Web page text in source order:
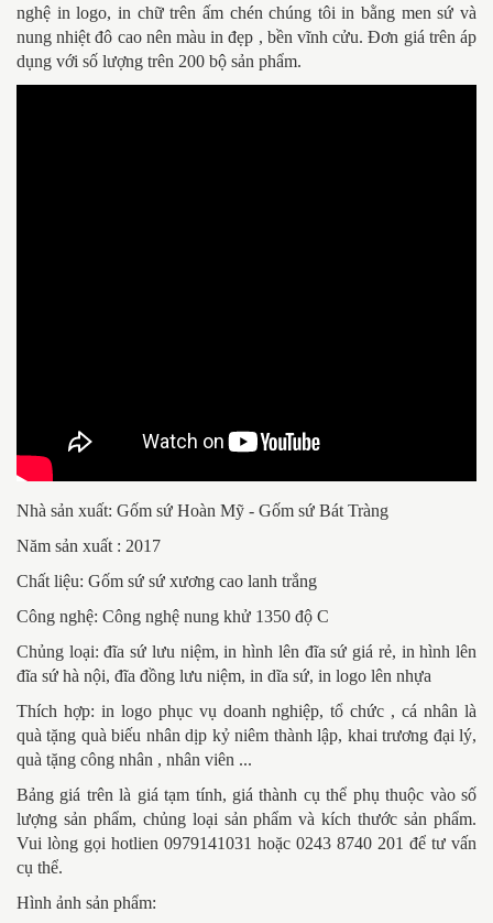
nghệ in logo, in chữ trên ấm chén chúng tôi in bằng men sứ và
nung nhiệt đô cao nên màu in đẹp , bền vĩnh cửu. Đơn giá trên áp
dụng với số lượng trên 200 bộ sản phẩm.
Nhà sản xuất: Gốm sứ Hoàn Mỹ - Gốm sứ Bát Tràng
Năm sản xuất : 2017
Chất liệu: Gốm sứ sứ xương cao lanh trắng
Công nghệ: Công nghệ nung khử 1350 độ C
Chủng loại: đĩa sứ lưu niệm, in hình lên đĩa sứ giá rẻ, in hình lên
đĩa sứ hà nội, đĩa đồng lưu niệm, in dĩa sứ, in logo lên nhựa
Thích hợp: in logo phục vụ doanh nghiệp, tổ chức , cá nhân là
quà tặng quà biếu nhân dịp kỷ niêm thành lập, khai trương đại lý,
quà tặng công nhân , nhân viên ...
Bảng giá trên là giá tạm tính, giá thành cụ thể phụ thuộc vào số
lượng sản phẩm, chủng loại sản phẩm và kích thước sản phẩm.
Vui lòng gọi hotlien 0979141031 hoặc 0243 8740 201 để tư vấn
cụ thể.
Hình ảnh sản phẩm: